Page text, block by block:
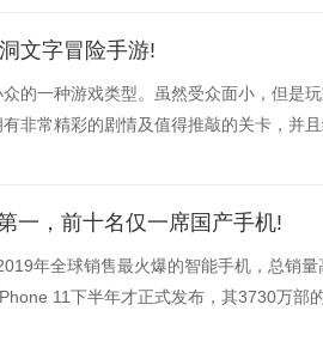
文字冒险手游!
的一种游戏类型。虽然受众面小，但是
非常精彩的剧情及值得推敲的关卡，并
一，前十名仅一席国产手机!
年全球销售最火爆的智能手机，总销量
11下半年才正式发布，其3730万部
款A系列产品，